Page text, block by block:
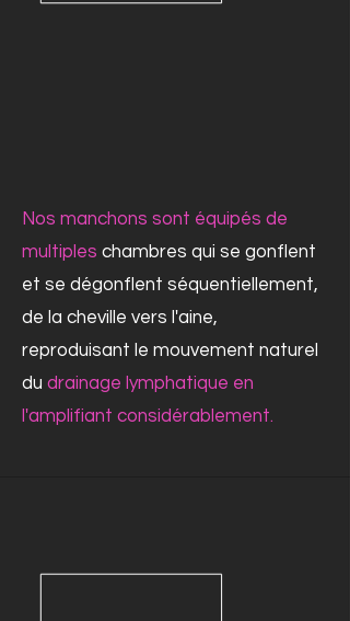
Nos manchons sont équipés de
multiples chambres qui se gonflent
et se dégonflent séquentiellement,
de la cheville vers l'aine,
reproduisant le mouvement naturel
du drainage lymphatique en
l'amplifiant considérablement.